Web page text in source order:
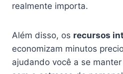
realmente importa.
Além disso, os recursos
economizam minutos
ajudando você a se